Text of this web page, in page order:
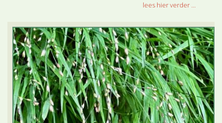
lees hier verder ...